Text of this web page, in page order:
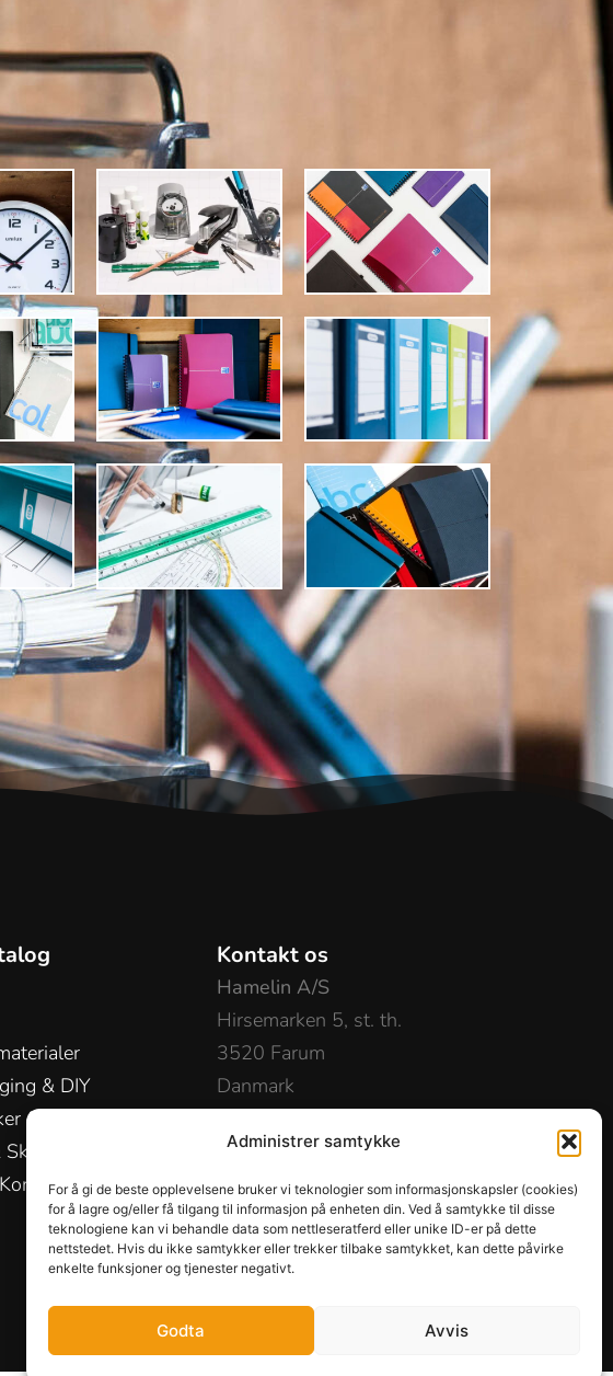
Administrer samtykke
For å gi de beste opplevelsene bruker vi teknologier som informasjonskapsler (cookies)
for å lagre og/eller få tilgang til informasjon på enheten din. Ved å samtykke til disse
teknologiene kan vi behandle data som nettleseratferd eller unike ID-er på dette
nettstedet. Hvis du ikke samtykker eller trekker tilbake samtykket, kan dette påvirke
enkelte funksjoner og tjenester negativt.
Godta Avvis
& DIY
& Blokker
Kontakt os
Hamelin A/S
Hirsemarken 5, st. th.
3520 Farum
Danmark
+45 48 16 50 00